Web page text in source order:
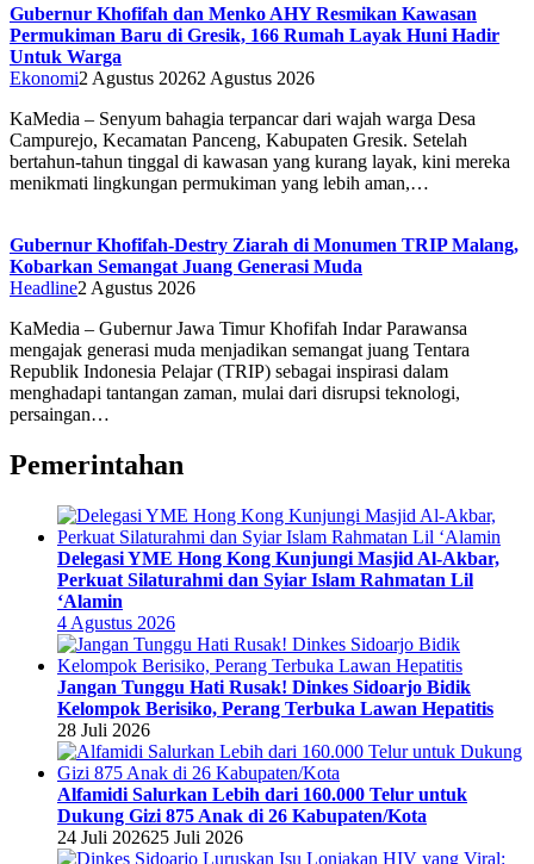
Gubernur Khofifah dan Menko AHY Resmikan Kawasan
Permukiman Baru di Gresik, 166 Rumah Layak Huni Hadir
Untuk Warga
Ekonomi2 Agustus 20262 Agustus 2026
KaMedia – Senyum bahagia terpancar dari wajah warga Desa
Campurejo, Kecamatan Panceng, Kabupaten Gresik. Setelah
bertahun-tahun tinggal di kawasan yang kurang layak, kini mereka
menikmati lingkungan permukiman yang lebih aman,…
Gubernur Khofifah-Destry Ziarah di Monumen TRIP Malang,
Kobarkan Semangat Juang Generasi Muda
Headline2 Agustus 2026
KaMedia – Gubernur Jawa Timur Khofifah Indar Parawansa
mengajak generasi muda menjadikan semangat juang Tentara
Republik Indonesia Pelajar (TRIP) sebagai inspirasi dalam
menghadapi tantangan zaman, mulai dari disrupsi teknologi,
persaingan…
Pemerintahan
Delegasi YME Hong Kong Kunjungi Masjid Al-Akbar,
Perkuat Silaturahmi dan Syiar Islam Rahmatan Lil
‘Alamin
4 Agustus 2026
Jangan Tunggu Hati Rusak! Dinkes Sidoarjo Bidik
Kelompok Berisiko, Perang Terbuka Lawan Hepatitis
28 Juli 2026
Alfamidi Salurkan Lebih dari 160.000 Telur untuk
Dukung Gizi 875 Anak di 26 Kabupaten/Kota
24 Juli 202625 Juli 2026